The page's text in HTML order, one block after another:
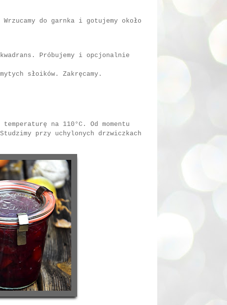
do garnka i gotujemy około
Próbujemy i opcjonalnie
słoików. Zakręcamy.
na 110°C. Od momentu
przy uchylonych drzwiczkach